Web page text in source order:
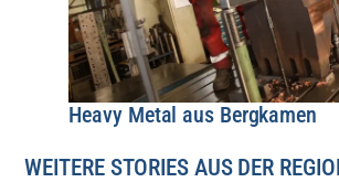
Heavy Metal aus Bergkamen
WEITERE STORIES AUS DER